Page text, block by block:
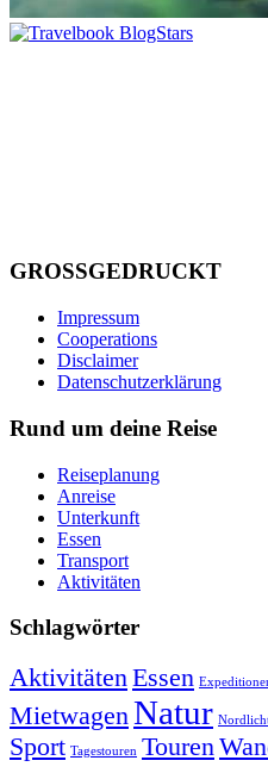
GROSSGEDRUCKT
Impressum
Cooperations
Disclaimer
Datenschutzerklärung
Rund um deine Reise
Reiseplanung
Anreise
Unterkunft
Essen
Transport
Aktivitäten
Schlagwörter
AktivitätenEssen
MietwagenNatur
Sport Tagestouren Touren